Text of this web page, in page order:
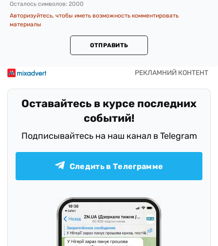
Осталось символов: 2000
Авторизуйтесь, чтобы иметь возможность комментировать
материалы
ОТПРАВИТЬ
Оставайтесь в курсе последних
событий!
Подписывайтесь на наш канал в Telegram
Следить в Телеграмме